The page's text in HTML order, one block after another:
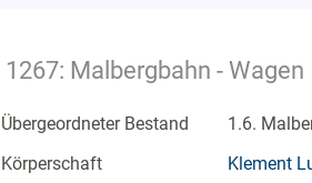
1267: Malbergbahn - Wagen
Übergeordneter Bestand
1.6.
Körperschaft
Klement